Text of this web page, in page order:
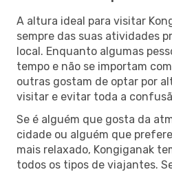
A altura ideal para visitar
sempre das suas atividades
local. Enquanto algumas
tempo e não se importam
outras gostam de optar por
visitar e evitar toda a
Se é alguém que gosta da
cidade ou alguém que
mais relaxado, Kongiganak
todos os tipos de viajantes.